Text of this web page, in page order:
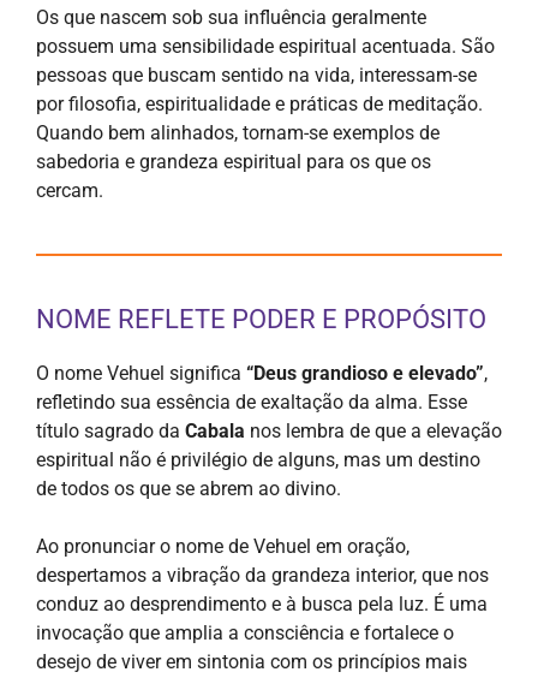
Os que nascem sob sua influência geralmente
possuem uma sensibilidade espiritual acentuada. São
pessoas que buscam sentido na vida, interessam-se
por filosofia, espiritualidade e práticas de meditação.
Quando bem alinhados, tornam-se exemplos de
sabedoria e grandeza espiritual para os que os
cercam.
NOME REFLETE PODER E PROPÓSITO
O nome Vehuel significa “Deus grandioso e elevado”,
refletindo sua essência de exaltação da alma. Esse
título sagrado da Cabala nos lembra de que a elevação
espiritual não é privilégio de alguns, mas um destino
de todos os que se abrem ao divino.
Ao pronunciar o nome de Vehuel em oração,
despertamos a vibração da grandeza interior, que nos
conduz ao desprendimento e à busca pela luz. É uma
invocação que amplia a consciência e fortalece o
desejo de viver em sintonia com os princípios mais